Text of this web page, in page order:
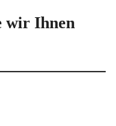
wir Ihnen